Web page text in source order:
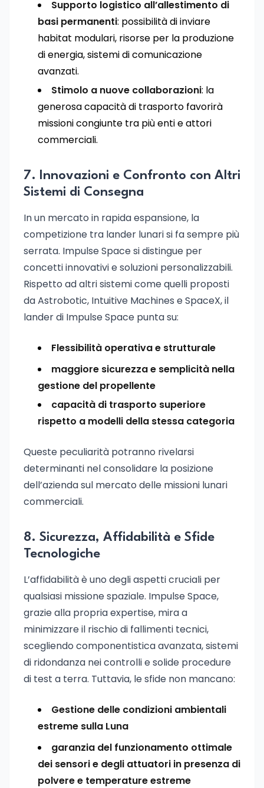
Supporto logistico all’allestimento di
basi permanenti: possibilità di inviare
habitat modulari, risorse per la produzione
di energia, sistemi di comunicazione
avanzati.
Stimolo a nuove collaborazioni: la
generosa capacità di trasporto favorirà
missioni congiunte tra più enti e attori
commerciali.
7. Innovazioni e Confronto con Altri
Sistemi di Consegna
In un mercato in rapida espansione, la
competizione tra lander lunari si fa sempre più
serrata. Impulse Space si distingue per
concetti innovativi e soluzioni personalizzabili.
Rispetto ad altri sistemi come quelli proposti
da Astrobotic, Intuitive Machines e SpaceX, il
lander di Impulse Space punta su:
Flessibilità operativa e strutturale
maggiore sicurezza e semplicità nella
gestione del propellente
capacità di trasporto superiore
rispetto a modelli della stessa categoria
Queste peculiarità potranno rivelarsi
determinanti nel consolidare la posizione
dell’azienda sul mercato delle missioni lunari
commerciali.
8. Sicurezza, Affidabilità e Sfide
Tecnologiche
L’affidabilità è uno degli aspetti cruciali per
qualsiasi missione spaziale. Impulse Space,
grazie alla propria expertise, mira a
minimizzare il rischio di fallimenti tecnici,
scegliendo componentistica avanzata, sistemi
di ridondanza nei controlli e solide procedure
di test a terra. Tuttavia, le sfide non mancano:
Gestione delle condizioni ambientali
estreme sulla Luna
garanzia del funzionamento ottimale
dei sensori e degli attuatori in presenza di
polvere e temperature estreme